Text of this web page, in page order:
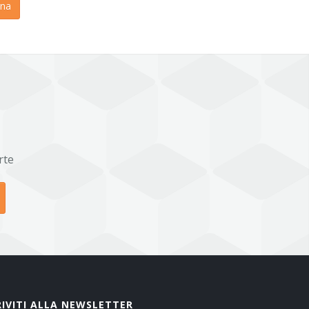
ALLA NEWSLETTER